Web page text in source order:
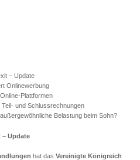
– Update
Onlinewerbung
Plattformen
und Schlussrechnungen
Belastung beim Sohn?
– Update
hat das Vereinigte Königreich